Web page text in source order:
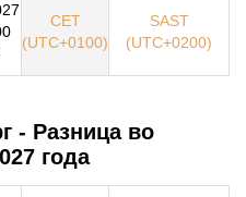
CET
(UTC+0100)
SAST
(UTC+0200)
- Разница во
года